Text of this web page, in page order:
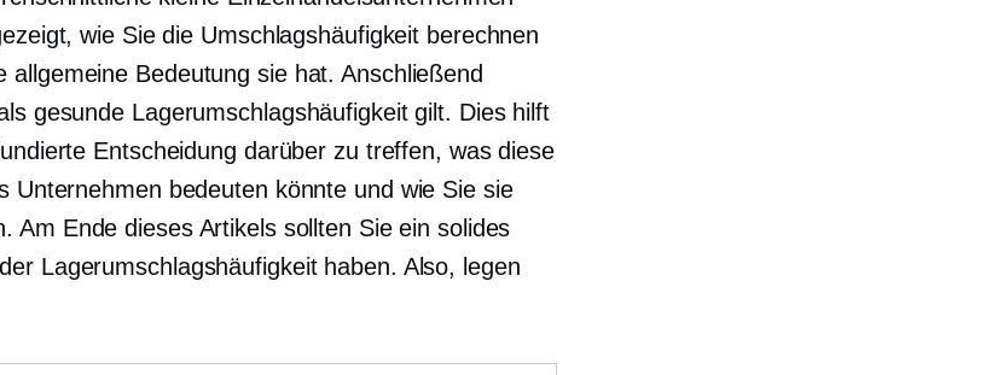
wie Sie die Umschlagshäufigkeit berechnen
allgemeine Bedeutung sie hat. Anschließend
gesunde Lagerumschlagshäufigkeit gilt. Dies hilft
Entscheidung darüber zu treffen, was diese
Unternehmen bedeuten könnte und wie Sie sie
Am Ende dieses Artikels sollten Sie ein solides
Lagerumschlagshäufigkeit haben. Also, legen